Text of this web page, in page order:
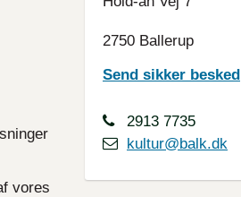
vores
2750 Ballerup
Send sikker besked
2913 7735
kultur@balk.dk